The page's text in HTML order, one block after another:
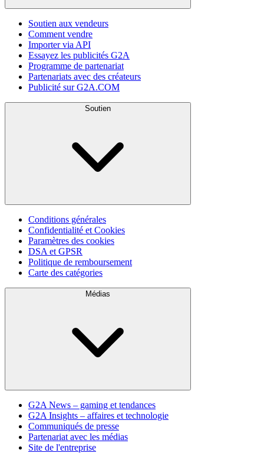
Soutien aux vendeurs
Comment vendre
Importer via API
Essayez les publicités G2A
Programme de partenariat
Partenariats avec des créateurs
Publicité sur G2A.COM
Soutien
Conditions générales
Confidentialité et Cookies
Paramètres des cookies
DSA et GPSR
Politique de remboursement
Carte des catégories
Médias
G2A News – gaming et tendances
G2A Insights – affaires et technologie
Communiqués de presse
Partenariat avec les médias
Site de l'entreprise